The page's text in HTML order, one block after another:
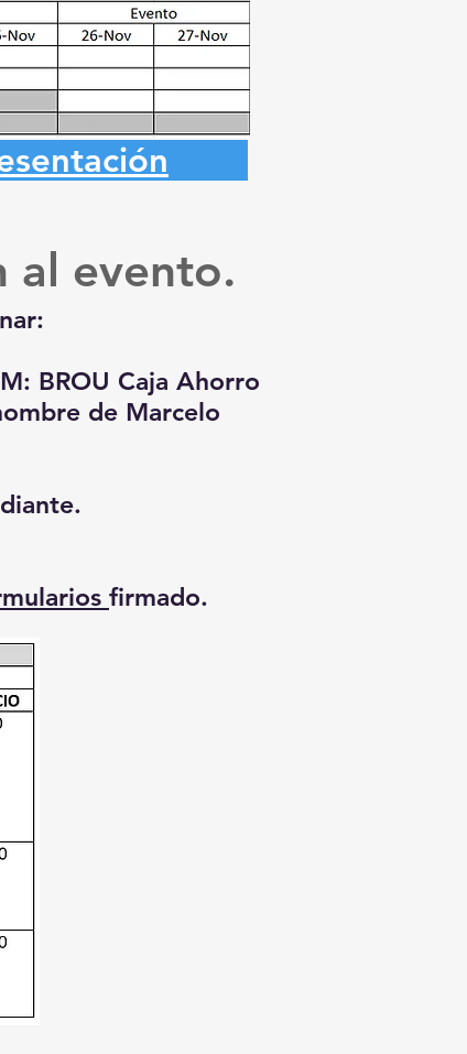
al evento.
BROU Caja Ahorro
de Marcelo
firmado.